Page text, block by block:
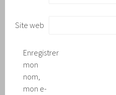
Site web
Enregistrer
mon
nom,
mon e-